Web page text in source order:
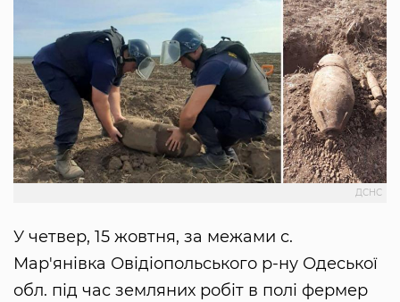
ДСНС
У четвер, 15 жовтня, за межами с.
Мар'янівка Овідіопольського р-ну Одеської
обл. під час земляних робіт в полі фермер